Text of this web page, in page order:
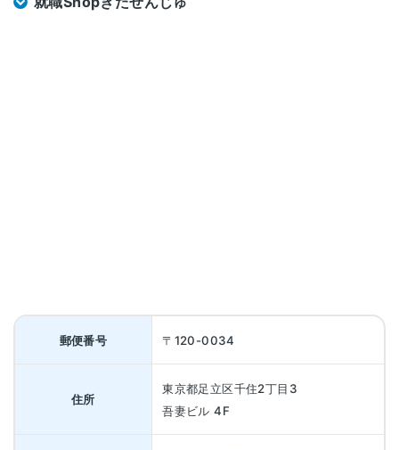
郵便番号 〒120-0034
住所
東京都足立区千住2丁目3
吾妻ビル 4F